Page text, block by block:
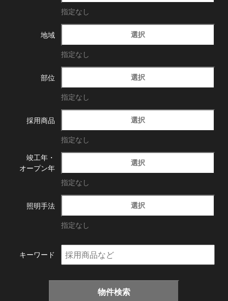
指定なし
地域 選択
指定なし
部位 選択
指定なし
採用商品 選択
指定なし
竣工年・
オープン年
選択
指定なし
照明手法 選択
指定なし
キーワード
物件検索